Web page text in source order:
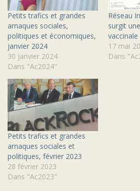
Petits trafics et grandes
arnaques sociales,
politiques et économiques,
janvier 2024
30 janvier 2024
Dans "Ac2024"
Réseau
surgit
vaccinale
17 mai
Dans
Petits trafics et grandes
arnaques sociales et
politiques, février 2023
28 février 2023
Dans "Ac2023"